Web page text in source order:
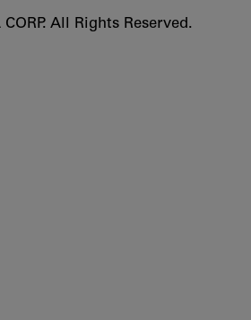
All Rights Reserved.